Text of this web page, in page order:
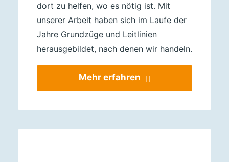
dort zu helfen, wo es nötig ist. Mit
unserer Arbeit haben sich im Laufe der
Jahre Grundzüge und Leitlinien
herausgebildet, nach denen wir handeln.
Mehr erfahren